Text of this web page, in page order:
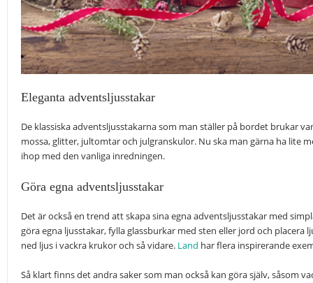
Eleganta adventsljusstakar
De klassiska adventsljusstakarna som man ställer på bordet brukar
mossa, glitter, jultomtar och julgranskulor. Nu ska man gärna ha lite
ihop med den vanliga inredningen.
Göra egna adventsljusstakar
Det är också en trend att skapa sina egna adventsljusstakar med
göra egna ljusstakar, fylla glassburkar med sten eller jord och placera
ned ljus i vackra krukor och så vidare. Land har flera inspirerande
Så klart finns det andra saker som man också kan göra själv, såsom